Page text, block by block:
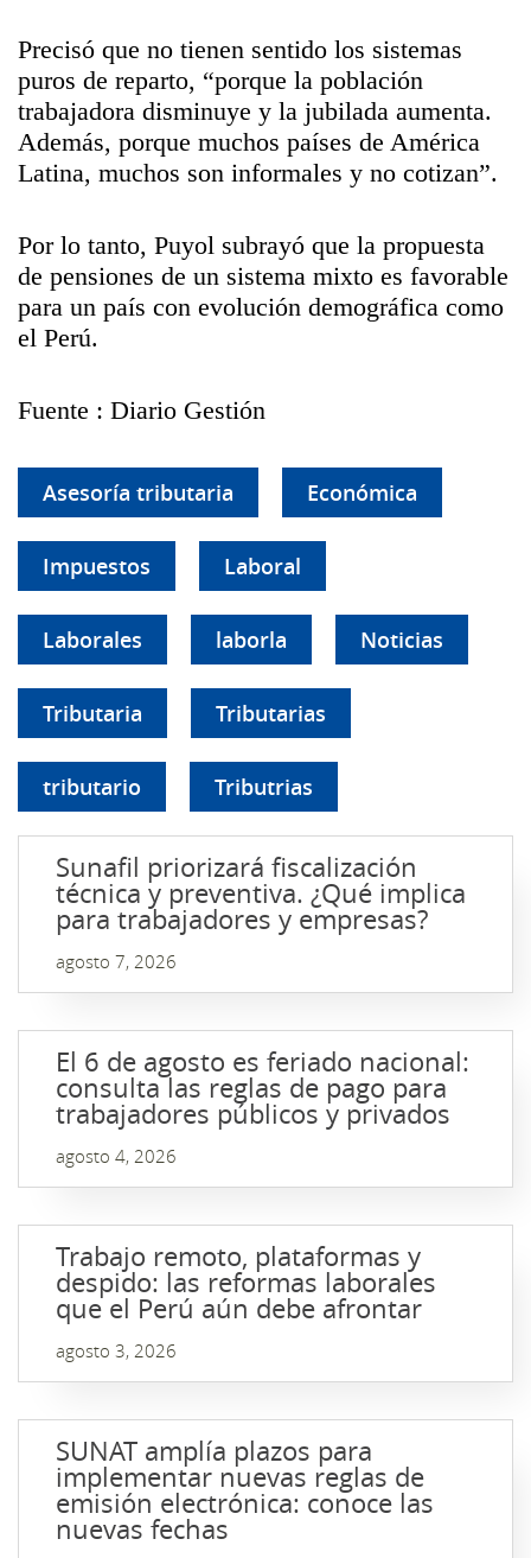
Precisó que no tienen sentido los sistemas
puros de reparto, “porque la población
trabajadora disminuye y la jubilada aumenta.
Además, porque muchos países de América
Latina, muchos son informales y no cotizan”.
Por lo tanto, Puyol subrayó que la propuesta
de pensiones de un sistema mixto es favorable
para un país con evolución demográfica como
el Perú.
Fuente : Diario Gestión
Asesoría tributaria Económica
Impuestos Laboral
Laborales laborla Noticias
Tributaria Tributarias
tributario Tributrias
Sunafil priorizará fiscalización
técnica y preventiva. ¿Qué implica
para trabajadores y empresas?
agosto 7, 2026
El 6 de agosto es feriado nacional:
consulta las reglas de pago para
trabajadores públicos y privados
agosto 4, 2026
Trabajo remoto, plataformas y
despido: las reformas laborales
que el Perú aún debe afrontar
agosto 3, 2026
SUNAT amplía plazos para
implementar nuevas reglas de
emisión electrónica: conoce las
nuevas fechas